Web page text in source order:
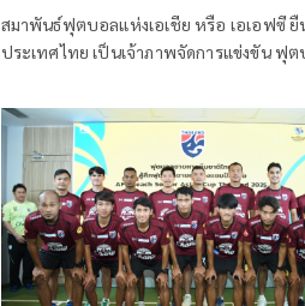
สมาพันธ์ฟุตบอลแห่งเอเชีย หรือ เอเอฟซี ยื
ประเทศไทย เป็นเจ้าภาพจัดการแข่งขัน ฟุ
Soccer Asian Cup 2026&2028)